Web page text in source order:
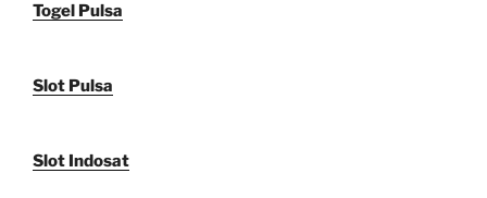
Togel Pulsa
Slot Pulsa
Slot Indosat